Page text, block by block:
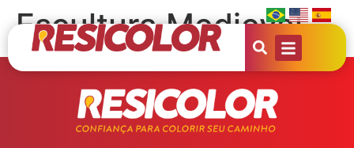
Escultura Medieval